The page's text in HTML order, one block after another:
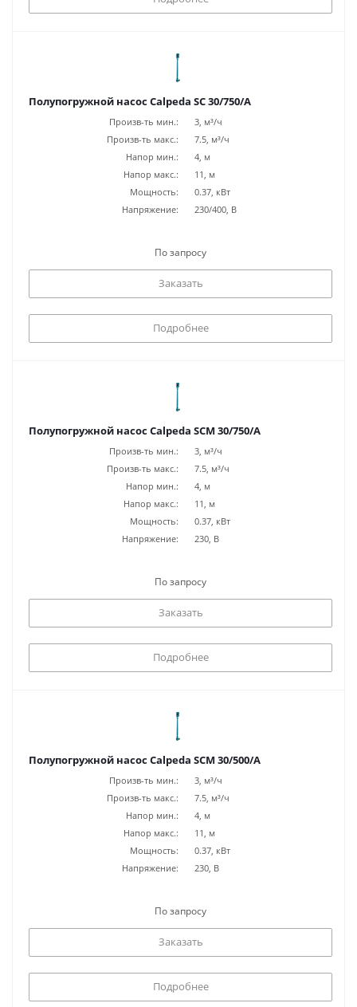
Полупогружной насос Calpeda SC 30/750/A
Произв-ть мин.:
3, м³/ч
Произв-ть макс.:
7.5, м³/ч
Напор мин.:
4, м
Напор макс.:
11, м
Мощность:
0.37, кВт
Напряжение:
230/400, В
По запросу
Заказать
Подробнее
Полупогружной насос Calpeda SCM 30/750/A
Произв-ть мин.:
3, м³/ч
Произв-ть макс.:
7.5, м³/ч
Напор мин.:
4, м
Напор макс.:
11, м
Мощность:
0.37, кВт
Напряжение:
230, В
По запросу
Заказать
Подробнее
Полупогружной насос Calpeda SCM 30/500/A
Произв-ть мин.:
3, м³/ч
Произв-ть макс.:
7.5, м³/ч
Напор мин.:
4, м
Напор макс.:
11, м
Мощность:
0.37, кВт
Напряжение:
230, В
По запросу
Заказать
Подробнее